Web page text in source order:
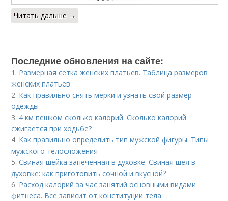
Читать дальше →
Последние обновления на сайте:
1. Размерная сетка женских платьев. Таблица размеров
женских платьев
2. Как правильно снять мерки и узнать свой размер
одежды
3. 4 км пешком сколько калорий. Сколько калорий
сжигается при ходьбе?
4. Как правильно определить тип мужской фигуры. Типы
мужского телосложения
5.Свиная шейка запеченная в духовке. Свиная шея в
духовке: как приготовить сочной и вкусной?
6. Расход калорий за час занятий основными видами
фитнеса. Все зависит от конституции тела